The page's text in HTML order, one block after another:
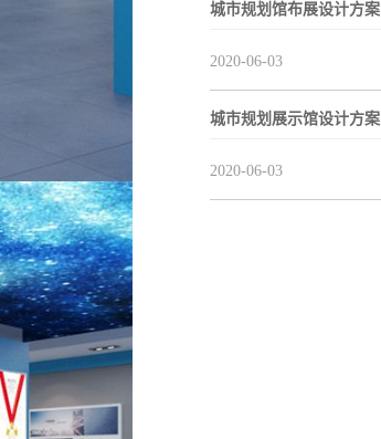
城市规划馆布展设计方案
2020-06-03
城市规划展示馆设计方案
2020-06-03